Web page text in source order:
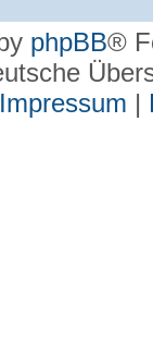
phpBB®
Impressum |